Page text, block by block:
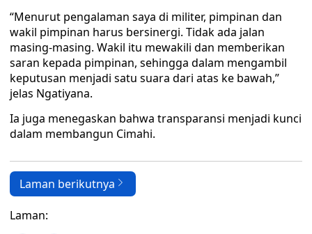
“Menurut pengalaman saya di militer, pimpinan dan
wakil pimpinan harus bersinergi. Tidak ada jalan
masing-masing. Wakil itu mewakili dan memberikan
saran kepada pimpinan, sehingga dalam mengambil
keputusan menjadi satu suara dari atas ke bawah,”
jelas Ngatiyana.
Ia juga menegaskan bahwa transparansi menjadi kunci
dalam membangun Cimahi.
Laman berikutnya
Laman: